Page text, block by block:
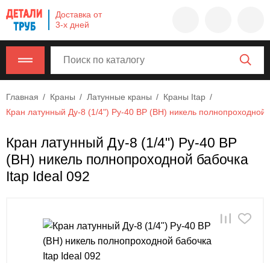
Доставка от
3-х дней
Главная Краны Латунные краны
Краны Itap
Кран латунный Ду-8 (1/4") Ру-40 ВР (ВН) никель полнопроходной
Кран латунный Ду-8 (1/4") Ру-40 ВР
(ВН) никель полнопроходной бабочка
Itap Ideal 092
Company
name
620000,
Москва,
ул.
Калужская,
15,
офис
info@example.com